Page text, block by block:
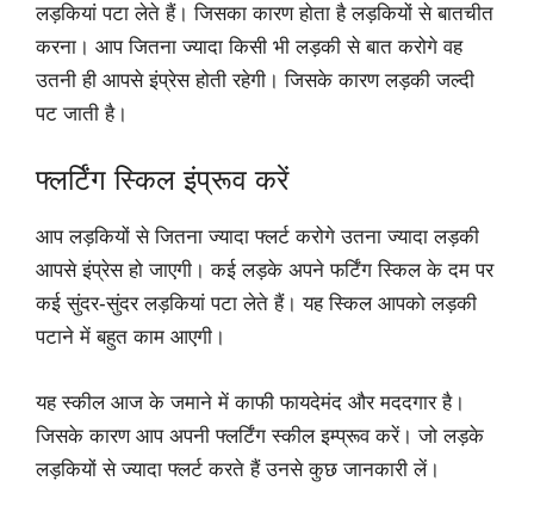
लड़कियां पटा लेते हैं। जिसका कारण होता है लड़कियों से बातचीत
करना। ‌आप जितना ज्यादा किसी भी लड़की से बात करोगे वह
उतनी ही आपसे इंप्रेस होती रहेगी। ‌जिसके कारण लड़की जल्दी
पट जाती है।
फ्लर्टिंग स्किल इंप्रूव करें
आप लड़कियों से जितना ज्यादा फ्लर्ट करोगे उतना ज्यादा लड़की
आपसे इंप्रेस हो जाएगी। कई लड़के अपने फर्टिंग स्किल के दम पर
कई सुंदर-सुंदर लड़कियां पटा लेते हैं। यह स्किल आपको लड़की
पटाने में बहुत काम आएगी।
यह स्कील आज के जमाने में काफी फायदेमंद और मददगार है।
जिसके कारण आप अपनी फ्लर्टिंग स्कील इम्प्रूव करें। जो लड़के
लड़कियों से ज्यादा फ्लर्ट करते हैं उनसे कुछ जानकारी लें।